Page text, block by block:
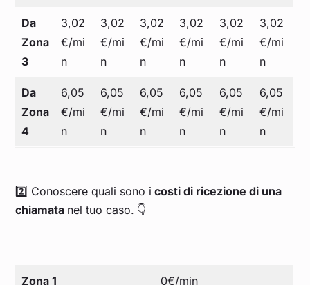
Da
Zona
3
3,02
€/mi
n
3,02
€/mi
n
3,02
€/mi
n
3,02
€/mi
n
3,02
€/mi
n
3,02
€/mi
n
Da
Zona
4
6,05
€/mi
n
6,05
€/mi
n
6,05
€/mi
n
6,05
€/mi
n
6,05
€/mi
n
6,05
€/mi
n
2️⃣ Conoscere quali sono i costi di ricezione di una
chiamata nel tuo caso. 👇
Zona 1 0€/min